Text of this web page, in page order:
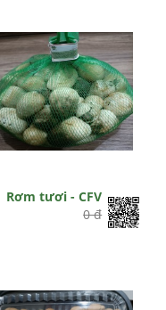
Rơm tươi - CFV
0 đ